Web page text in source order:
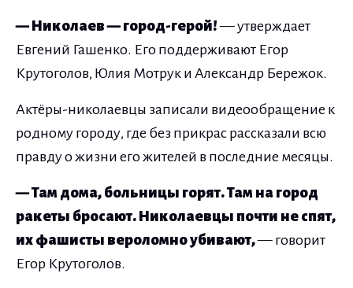
— Николаев — город-герой!— утверждает
Евгений Гашенко. Его поддерживают Егор
Крутоголов, Юлия Мотрук и Александр Бережок.
Актёры-николаевцы записали видеообращение к
родному городу, где без прикрас рассказали всю
правду о жизни его жителей в последние месяцы.
— Там дома, больницы горят. Там на город
ракеты бросают. Николаевцы почти не спят,
их фашисты вероломно убивают,— говорит
Егор Крутоголов.